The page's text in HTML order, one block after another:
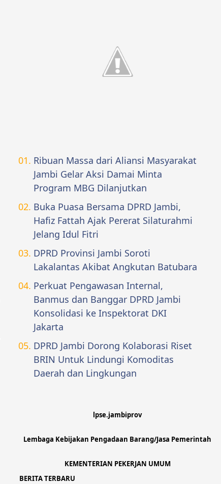
Ribuan Massa dari Aliansi Masyarakat
Jambi Gelar Aksi Damai Minta
Program MBG Dilanjutkan
Buka Puasa Bersama DPRD Jambi,
Hafiz Fattah Ajak Pererat Silaturahmi
Jelang Idul Fitri
DPRD Provinsi Jambi Soroti
Lakalantas Akibat Angkutan Batubara
Perkuat Pengawasan Internal,
Banmus dan Banggar DPRD Jambi
Konsolidasi ke Inspektorat DKI
Jakarta
DPRD Jambi Dorong Kolaborasi Riset
BRIN Untuk Lindungi Komoditas
Daerah dan Lingkungan
lpse.jambiprov
Lembaga Kebijakan Pengadaan Barang/Jasa Pemerintah
KEMENTERIAN PEKERJAN UMUM
BERITA TERBARU